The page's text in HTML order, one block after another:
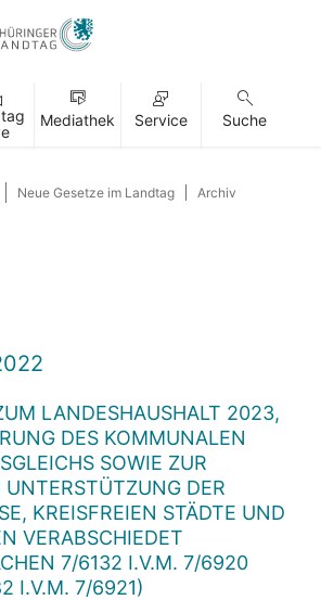
Mediathek Service Suche
Neue Gesetze im Landtag
Archiv
LANDESHAUSHALT 2023,
DES KOMMUNALEN
SOWIE ZUR
UNTERSTÜTZUNG DER
KREISFREIEN STÄDTE UND
VERABSCHIEDET
7/6132 I.V.M. 7/6920
I.V.M. 7/6921)